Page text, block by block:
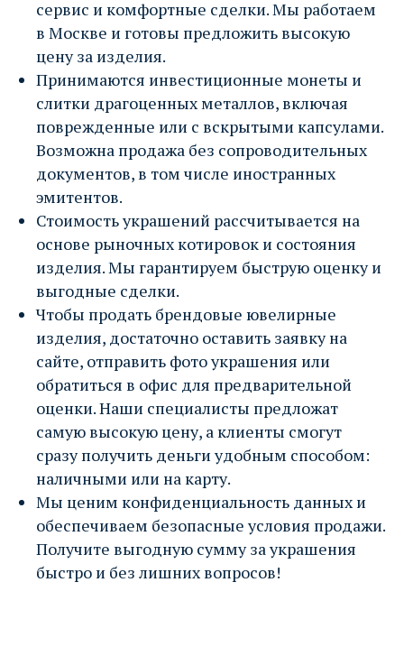
сервис и комфортные сделки. Мы работаем
в Москве и готовы предложить высокую
цену за изделия.
Принимаются инвестиционные монеты и
слитки драгоценных металлов, включая
поврежденные или с вскрытыми капсулами.
Возможна продажа без сопроводительных
документов, в том числе иностранных
эмитентов.
Стоимость украшений рассчитывается на
основе рыночных котировок и состояния
изделия. Мы гарантируем быструю оценку и
выгодные сделки.
Чтобы продать брендовые ювелирные
изделия, достаточно оставить заявку на
сайте, отправить фото украшения или
обратиться в офис для предварительной
оценки. Наши специалисты предложат
самую высокую цену, а клиенты смогут
сразу получить деньги удобным способом:
наличными или на карту.
Мы ценим конфиденциальность данных и
обеспечиваем безопасные условия продажи.
Получите выгодную сумму за украшения
быстро и без лишних вопросов!
ЗАПИСАТЬСЯ→
ПОКАЗАТЬ НА КАРТЕ →